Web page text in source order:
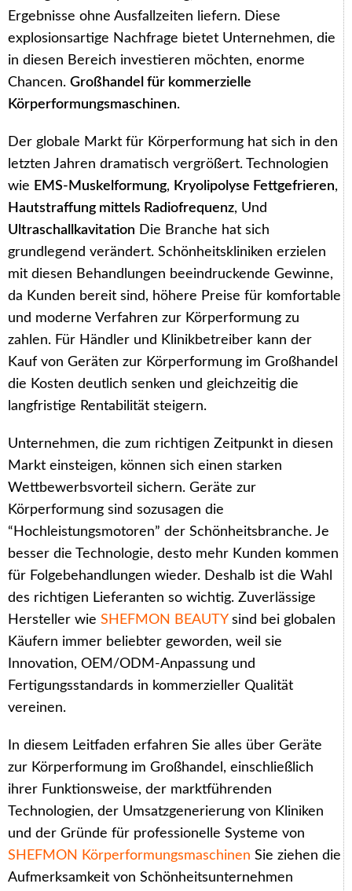
Ergebnisse ohne Ausfallzeiten liefern. Diese
explosionsartige Nachfrage bietet Unternehmen, die
in diesen Bereich investieren möchten, enorme
Chancen. Großhandel für kommerzielle
Körperformungsmaschinen.
Der globale Markt für Körperformung hat sich in den
letzten Jahren dramatisch vergrößert. Technologien
wie EMS-Muskelformung, Kryolipolyse Fettgefrieren,
Hautstraffung mittels Radiofrequenz, Und
Ultraschallkavitation Die Branche hat sich
grundlegend verändert. Schönheitskliniken erzielen
mit diesen Behandlungen beeindruckende Gewinne,
da Kunden bereit sind, höhere Preise für komfortable
und moderne Verfahren zur Körperformung zu
zahlen. Für Händler und Klinikbetreiber kann der
Kauf von Geräten zur Körperformung im Großhandel
die Kosten deutlich senken und gleichzeitig die
langfristige Rentabilität steigern.
Unternehmen, die zum richtigen Zeitpunkt in diesen
Markt einsteigen, können sich einen starken
Wettbewerbsvorteil sichern. Geräte zur
Körperformung sind sozusagen die
“Hochleistungsmotoren” der Schönheitsbranche. Je
besser die Technologie, desto mehr Kunden kommen
für Folgebehandlungen wieder. Deshalb ist die Wahl
des richtigen Lieferanten so wichtig. Zuverlässige
Hersteller wie SHEFMON BEAUTYsind bei globalen
Käufern immer beliebter geworden, weil sie
Innovation, OEM/ODM-Anpassung und
Fertigungsstandards in kommerzieller Qualität
vereinen.
In diesem Leitfaden erfahren Sie alles über Geräte
zur Körperformung im Großhandel, einschließlich
ihrer Funktionsweise, der marktführenden
Technologien, der Umsatzgenerierung von Kliniken
und der Gründe für professionelle Systeme von
SHEFMON Körperformungsmaschinen Sie ziehen die
Aufmerksamkeit von Schönheitsunternehmen